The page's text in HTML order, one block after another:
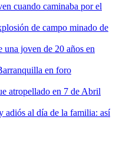
cuando caminaba por el
de campo minado de
joven de 20 años en
en foro
atropellado en 7 de Abril
adiós al día de la familia: así